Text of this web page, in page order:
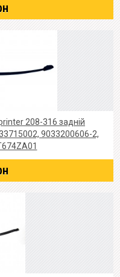
208-316 задній
9033200606-2,